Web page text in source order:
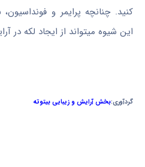
کنید. چنانچه پرایمر و
این شیوه میتواند از ایجاد لکه در
گردآوری:بخش آرایش و زیبایی بیتوته